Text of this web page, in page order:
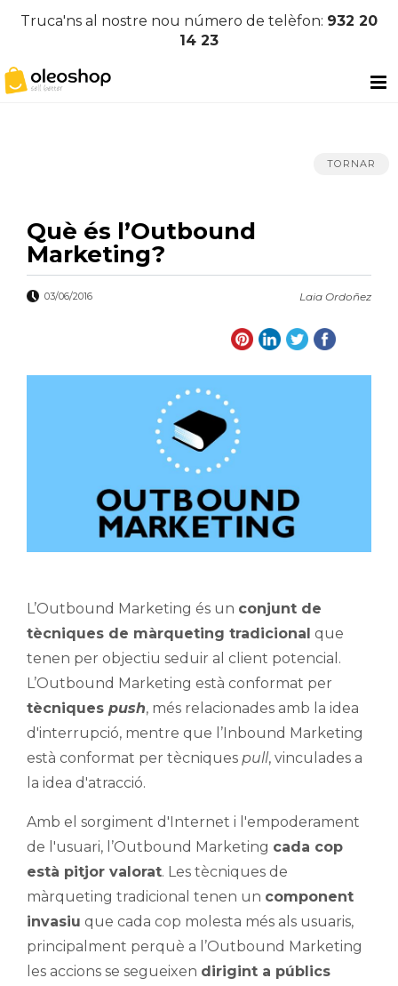
Truca'ns al nostre nou número de telèfon: 932 20
14 23
TORNAR
Què és l’Outbound
Marketing?
Laia Ordoñez
03/06/2016
L’Outbound Marketing és un conjunt de
tècniques de màrqueting tradicional que
tenen per objectiu seduir al client potencial.
L’Outbound Marketing està conformat per
tècniques push, més relacionades amb la idea
d'interrupció, mentre que l’Inbound Marketing
està conformat per tècniques pull, vinculades a
la idea d'atracció.
Amb el sorgiment d'Internet i l'empoderament
de l'usuari, l’Outbound Marketing cada cop
està pitjor valorat. Les tècniques de
màrqueting tradicional tenen un component
invasiu que cada cop molesta més als usuaris,
principalment perquè a l’Outbound Marketing
les accions se segueixen dirigint a públics